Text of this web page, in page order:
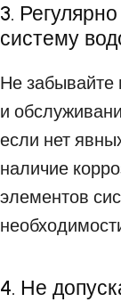
3.
систему
Не забывайте
и
если нет
наличие
элементов
4. Не